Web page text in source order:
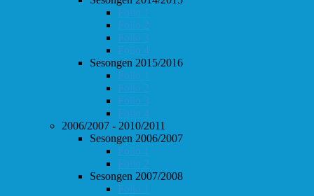
Follo 1
Follo 2
Follo 3
Follo 4
Sesongen 2015/2016
Follo 1
Follo 2
Follo 3
Follo 4
2006/2007 - 2010/2011
Sesongen 2006/2007
Follo 1
Follo 2
Sesongen 2007/2008
Follo 1